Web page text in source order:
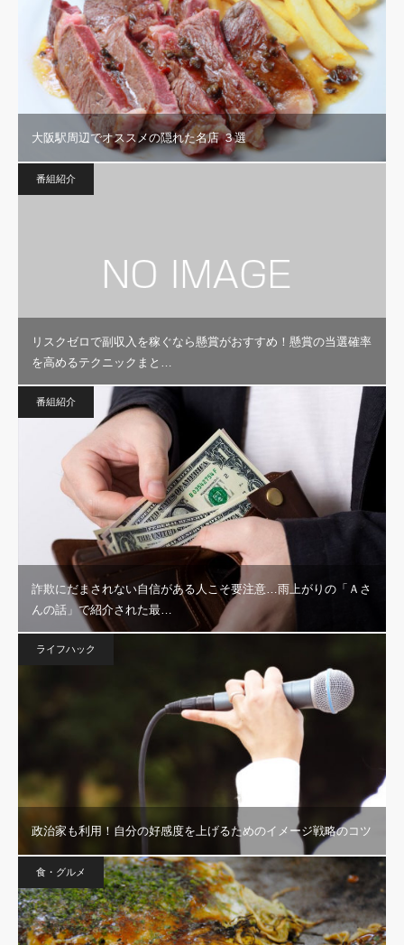
大阪駅周辺でオススメの隠れた名店 ３選
番組紹介
リスクゼロで副収入を稼ぐなら懸賞がおすすめ！懸賞の当選確率
を高めるテクニックまと…
番組紹介
詐欺にだまされない自信がある人こそ要注意…雨上がりの「Ａさ
んの話」で紹介された最…
ライフハック
政治家も利用！自分の好感度を上げるためのイメージ戦略のコツ
食・グルメ